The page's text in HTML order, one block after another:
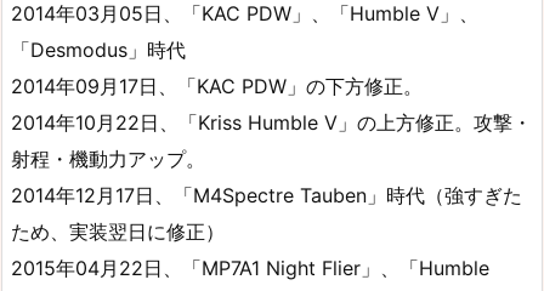
2014年03月05日、「KAC PDW」、「Humble V」、
「Desmodus」時代
2014年09月17日、「KAC PDW」の下方修正。
2014年10月22日、「Kriss Humble V」の上方修正。攻撃・
射程・機動力アップ。
2014年12月17日、「M4Spectre Tauben」時代（強すぎた
ため、実装翌日に修正）
2015年04月22日、「MP7A1 Night Flier」、「Humble